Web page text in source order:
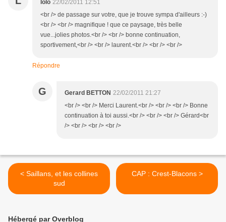
lolo 22/02/2011 12:51
<br /> de passage sur votre, que je trouve sympa d'ailleurs :-)
<br /> <br /> magnifique ! que ce paysage, très belle
vue...jolies photos.<br /> <br /> bonne continuation,
sportivement,<br /> <br /> laurent.<br /> <br /> <br />
Répondre
G Gerard BETTON 22/02/2011 21:27
<br /> <br /> Merci Laurent.<br /> <br /> <br /> Bonne
continuation à toi aussi.<br /> <br /> <br /> Gérard<br
/> <br /> <br /> <br />
< Saillans, et les collines
sud
CAP : Crest-Blacons >
Hébergé par Overblog